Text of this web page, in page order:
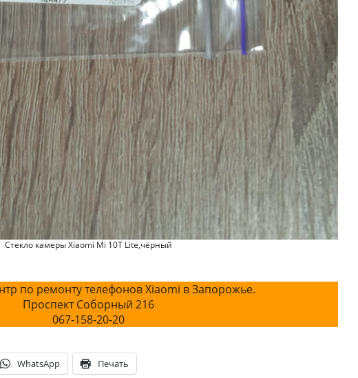
Стекло камеры Xiaomi Mi 10T Lite,чёрный
по ремонту телефонов Xiaomi в Запорожье.
Проспект Соборный 216
067-158-20-20
WhatsApp Печать